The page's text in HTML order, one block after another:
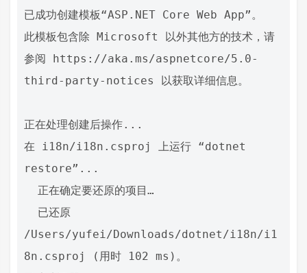
已成功创建模板“ASP.NET Core Web App”。
此模板包含除 Microsoft 以外其他方的技术，请
参阅 https://aka.ms/aspnetcore/5.0-
third-party-notices 以获取详细信息。
正在处理创建后操作...
在 i18n/i18n.csproj 上运行 “dotnet
restore”...
/Users/yufei/Downloads/dotnet/i18n/i1
8n.csproj (用时 102 ms)。